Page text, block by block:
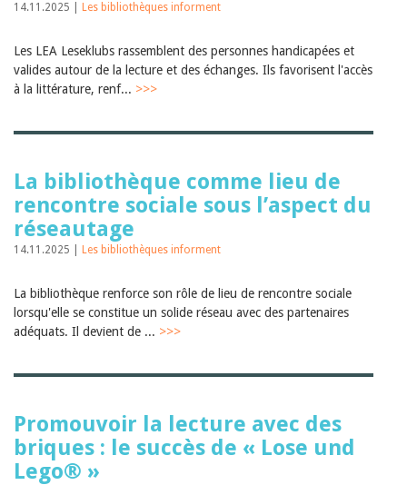
14.11.2025 | Les bibliothèques informent
Les LEA Leseklubs rassemblent des personnes handicapées et
valides autour de la lecture et des échanges. Ils favorisent l'accès
à la littérature, renf... >>>
La bibliothèque comme lieu de
rencontre sociale sous l’aspect du
réseautage
14.11.2025 | Les bibliothèques informent
La bibliothèque renforce son rôle de lieu de rencontre sociale
lorsqu'elle se constitue un solide réseau avec des partenaires
adéquats. Il devient de ... >>>
Promouvoir la lecture avec des
briques : le succès de « Lose und
Lego® »